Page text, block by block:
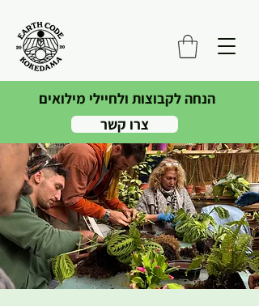
הנחה לקבוצות ולחיילי מילואים
צרו קשר